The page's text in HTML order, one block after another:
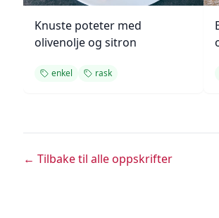
Knuste poteter med
olivenolje og sitron
enkel rask
← Tilbake til alle oppskrifter